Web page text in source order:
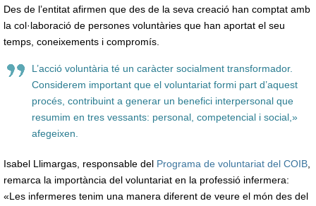
Des de l’entitat afirmen que des de la seva creació han comptat amb
la col·laboració de persones voluntàries que han aportat el seu
temps, coneixements i compromís.
L’acció voluntària té un caràcter socialment transformador.
Considerem important que el voluntariat formi part d’aquest
procés, contribuint a generar un benefici interpersonal que
resumim en tres vessants: personal, competencial i social,»
afegeixen.
Isabel Llimargas, responsable del Programa de voluntariat del COIB,
remarca la importància del voluntariat en la professió infermera:
«Les infermeres tenim una manera diferent de veure el món des del